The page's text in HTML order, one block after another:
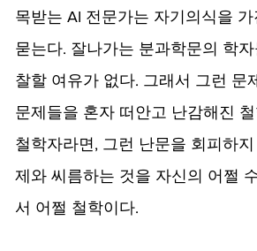
목받는 AI 전문가는 자기의식을 가
묻는다. 잘나가는 분과학문의 학
찰할 여유가 없다. 그래서 그런 문
문제들을 혼자 떠안고 난감해진
철학자라면, 그런 난문을 회피하
제와 씨름하는 것을 자신의 어쩔
서 어쩔 철학이다.